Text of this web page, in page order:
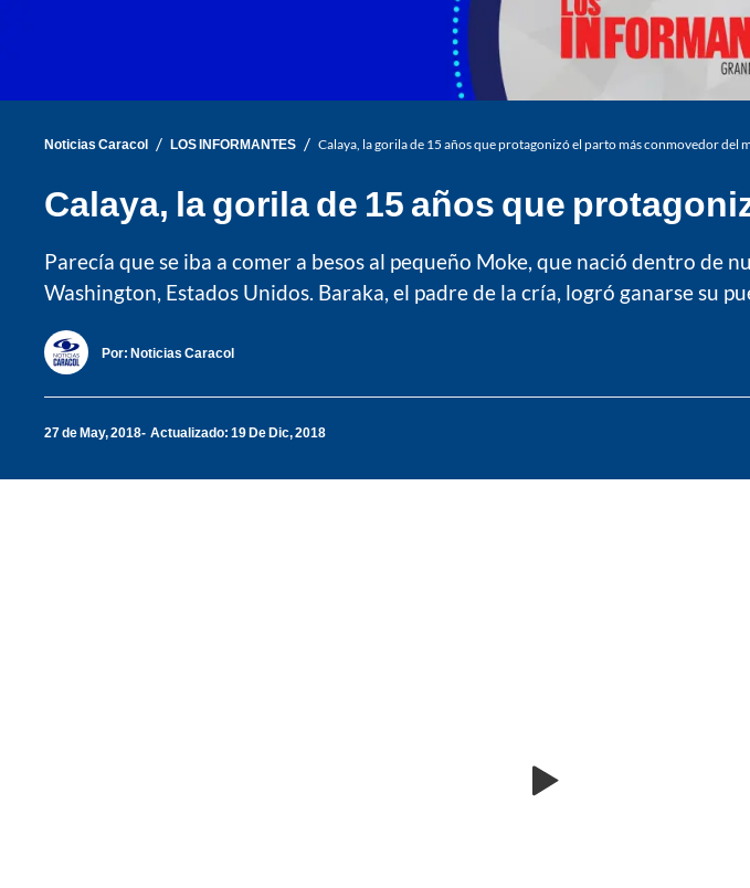
Noticias Caracol / LOS INFORMANTES / Calaya, la gorila de 15 años que protagonizó el parto más conmovedor del
Calaya, la gorila de 15 años que
Parecía que se iba a comer a besos al pequeño Moke, que nació dentro de
Washington, Estados Unidos. Baraka, el padre de la cría, logró ganarse su
Por: Noticias Caracol
27 de May, 2018 Actualizado: 19 De Dic, 2018